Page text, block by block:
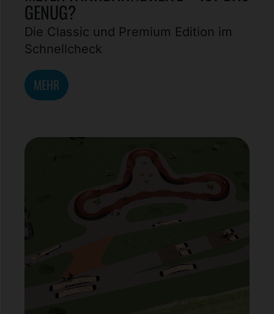
GENUG?
Die Classic und Premium Edition im
Schnellcheck
MEHR